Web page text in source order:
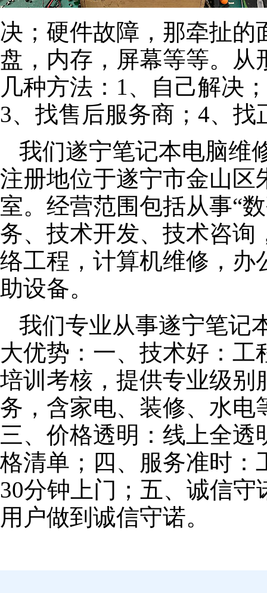
决；硬件故障，那牵扯的
盘，内存，屏幕等等。从
几种方法：1、自己解决
3、找售后服务商；4、找
我们遂宁笔记本电脑维
注册地位于遂宁市金山区
室。经营范围包括从事“
务、技术开发、技术咨询
络工程，计算机维修，办
助设备。
我们专业从事遂宁笔记
大优势：一、技术好：
培训考核，提供专业级别
务，含家电、装修、水电
三、价格透明：线上全
格清单；四、服务准时：
30分钟上门；五、诚信
用户做到诚信守诺。